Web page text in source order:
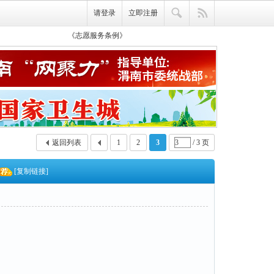
请登录 立即注册
《志愿服务条例》
再次学习《渭南青年志愿服务队队规》
全国志愿云服务信息系统操作视频
1 2 3 / 3 页
返回列表
[复制链接]